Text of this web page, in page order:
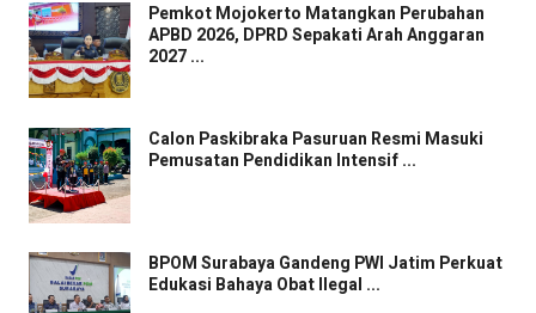
Pemkot Mojokerto Matangkan Perubahan
APBD 2026, DPRD Sepakati Arah Anggaran
2027 ...
Calon Paskibraka Pasuruan Resmi Masuki
Pemusatan Pendidikan Intensif ...
BPOM Surabaya Gandeng PWI Jatim Perkuat
Edukasi Bahaya Obat Ilegal ...